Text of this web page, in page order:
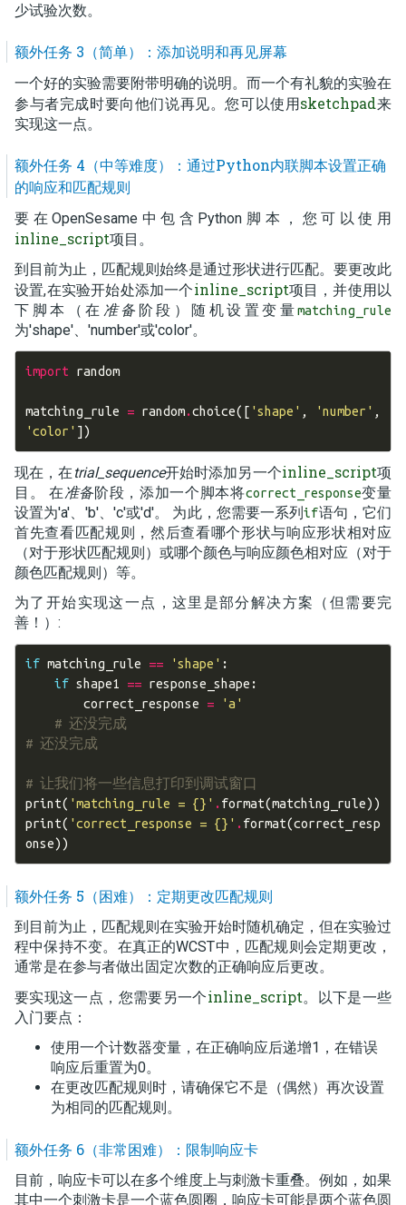
少试验次数。
额外任务 3（简单）：添加说明和再见屏幕
一个好的实验需要附带明确的说明。而一个有礼貌的实验在
参与者完成时要向他们说再见。您可以使用sketchpad来
实现这一点。
额外任务 4（中等难度）：通过Python内联脚本设置正确
的响应和匹配规则
要在OpenSesame中包含Python脚本，您可以使用
inline_script项目。
到目前为止，匹配规则始终是通过形状进行匹配。要更改此
设置,在实验开始处添加一个inline_script项目，并使用以
下脚本（在 准备 阶段）随机设置变量matching_rule
为'shape'、'number'或'color'。
import random
matching_rule = random.choice([ 'shape' , 'number' ,
'color' ])
现在，在 trial_sequence开始时添加另一个inline_script项
目。 在准备阶段，添加一个脚本将correct_response变量
设置为'a'、'b'、'c'或'd'。 为此，您需要一系列if语句，它们
首先查看匹配规则，然后查看哪个形状与响应形状相对应
（对于形状匹配规则）或哪个颜色与响应颜色相对应（对于
颜色匹配规则）等。
为了开始实现这一点，这里是部分解决方案（但需要完
善！）:
if matching_rule == 'shape' :
if shape1 == response_shape :
correct_response
=
'a'
# 还没完成
# 还没完成
# 让我们将一些信息打印到调试窗口
print( 'matching_rule = {} ' .format(matching_rule))
print( 'correct_response = {} ' .format(correct_resp
onse))
额外任务 5（困难）：定期更改匹配规则
到目前为止，匹配规则在实验开始时随机确定，但在实验过
程中保持不变。在真正的WCST中，匹配规则会定期更改，
通常是在参与者做出固定次数的正确响应后更改。
要实现这一点，您需要另一个inline_script。以下是一些
入门要点：
使用一个计数器变量，在正确响应后递增1，在错误
响应后重置为0。
在更改匹配规则时，请确保它不是（偶然）再次设置
为相同的匹配规则。
额外任务 6（非常困难）：限制响应卡
目前，响应卡可以在多个维度上与刺激卡重叠。例如，如果
其中一个刺激卡是一个蓝色圆圈，响应卡可能是两个蓝色圆